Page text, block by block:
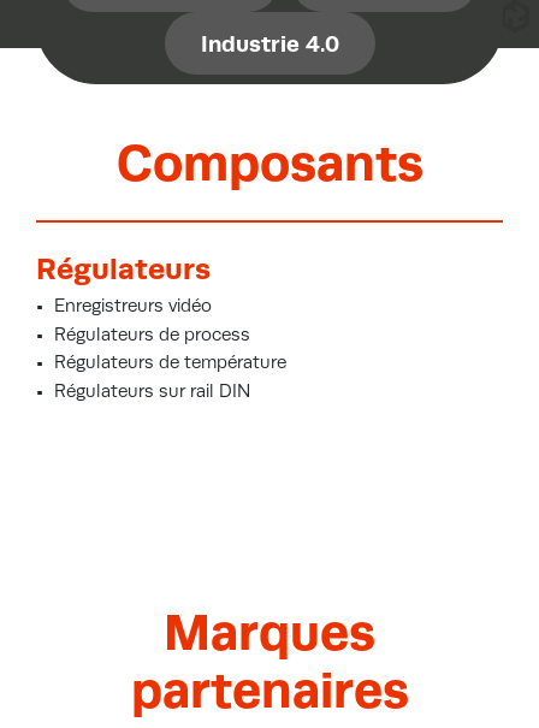
Industrie 4.0
Composants
Régulateurs
Enregistreurs vidéo
Régulateurs de process
Régulateurs de température
Régulateurs sur rail DIN
Marques
partenaires